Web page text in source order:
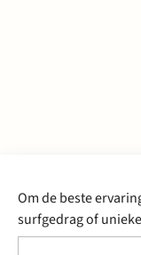
Om de beste
surfgedrag of